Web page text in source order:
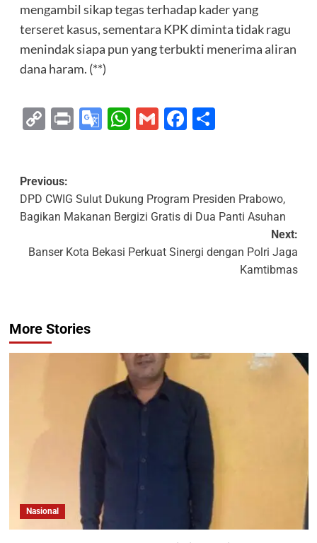
mengambil sikap tegas terhadap kader yang
terseret kasus, sementara KPK diminta tidak ragu
menindak siapa pun yang terbukti menerima aliran
dana haram. (**)
CopyPrintGoogle
WhatsApp
GmailFacebook
Share
Previous:
DPD CWIG Sulut Dukung Program Presiden Prabowo,
Bagikan Makanan Bergizi Gratis di Dua Panti Asuhan
Next:
Banser Kota Bekasi Perkuat Sinergi dengan Polri Jaga
Kamtibmas
More Stories
Nasional